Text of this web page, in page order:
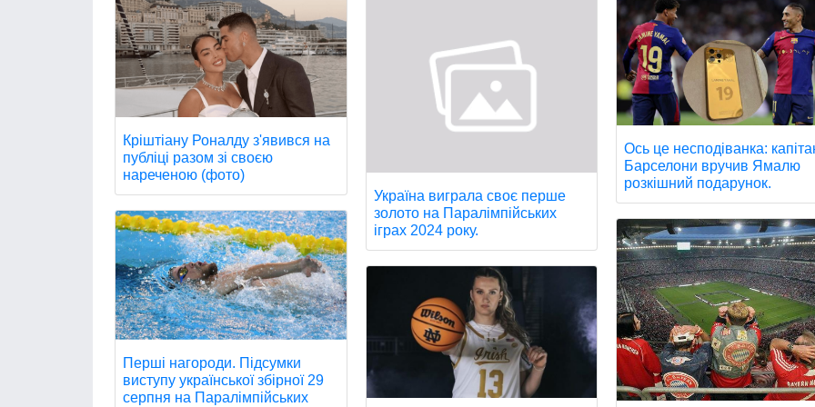
Кріштіану Роналду з'явився на
публіці разом зі своєю
нареченою (фото)
Перші нагороди. Підсумки
виступу української збірної 29
серпня на Паралімпійських
Україна виграла своє перше
золото на Паралімпійських
іграх 2024 року.
Ось це несподіванка:
Барселони вручив Ямалю
розкішний подарунок.